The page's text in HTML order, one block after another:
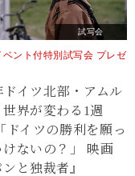
試写会
ベント付特別試写会 プレゼ
ドイツ北部・アムル
世界が変わる1週
ドイツの勝利を願っ
けないの？」 映画
ンと独裁者』